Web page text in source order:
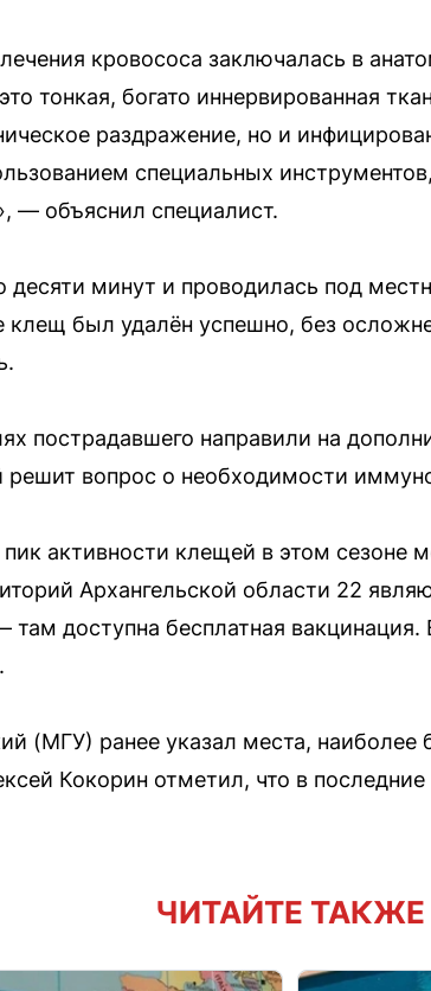
кровососа заключалась в
тонкая, богато иннервированная
раздражение, но и
специальных
— объяснил специалист.
минут и проводилась под
клещ был удалён успешно, без
пострадавшего направили на
решит вопрос о необходимости
активности клещей в этом сезоне
Архангельской области 22
там доступна бесплатная
(МГУ) ранее указал места, наиболее
Кокорин отметил, что в
ЧИТАЙТЕ ТАКЖЕ